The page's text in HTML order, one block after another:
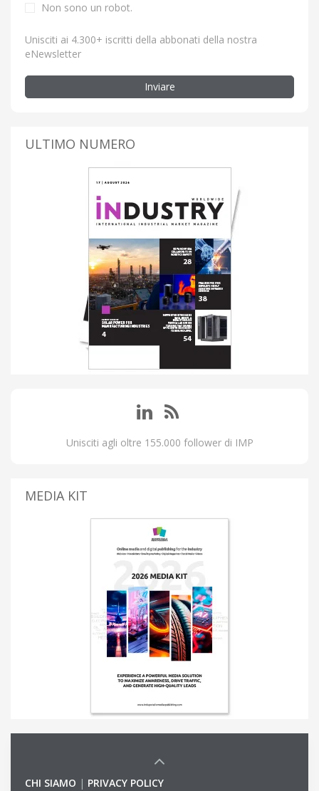
Non sono un robot.
Unisciti ai 4.300+ iscritti della abbonati della nostra
eNewsletter
Inviare
ULTIMO NUMERO
Unisciti agli oltre 155.000 follower di IMP
MEDIA KIT
CHI SIAMO | PRIVACY POLICY